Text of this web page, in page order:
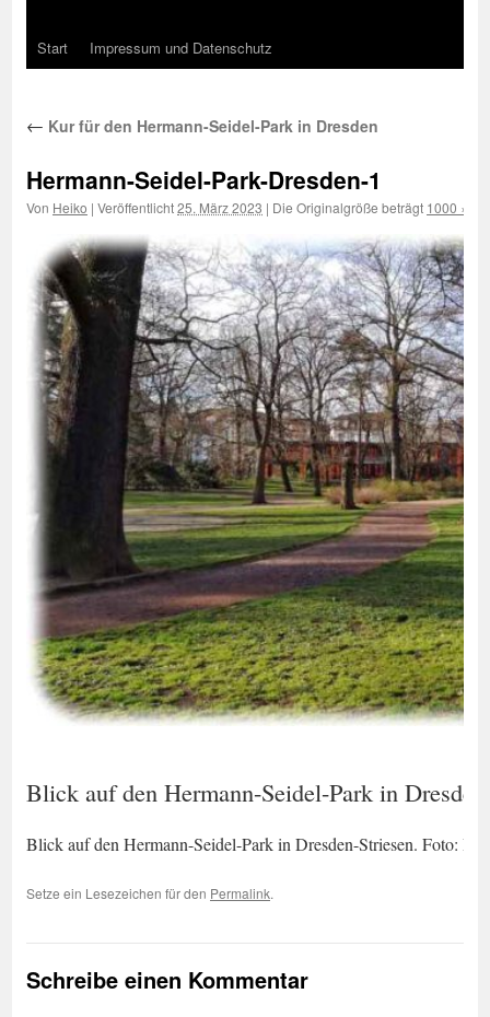
Start Impressum und Datenschutz
← Kur für den Hermann-Seidel-Park in Dresden
Hermann-Seidel-Park-Dresden-1
Von Heiko | Veröffentlicht25. März 2023 | Die Originalgröße beträgt 1000 ×
Blick auf den Hermann-Seidel-Park in
Blick auf den Hermann-Seidel-Park in Dresden-Striesen. Foto:
Setze ein Lesezeichen für den Permalink.
Schreibe einen Kommentar